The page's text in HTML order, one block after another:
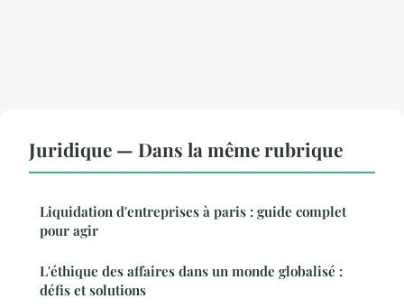
Juridique — Dans la même rubrique
Liquidation d'entreprises à paris : guide complet
pour agir
L'éthique des affaires dans un monde globalisé :
défis et solutions